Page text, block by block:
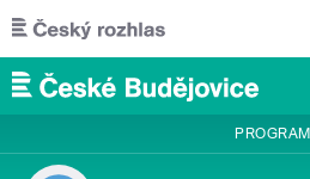
Přejít k hlavnímu obsahu
PROGRAM